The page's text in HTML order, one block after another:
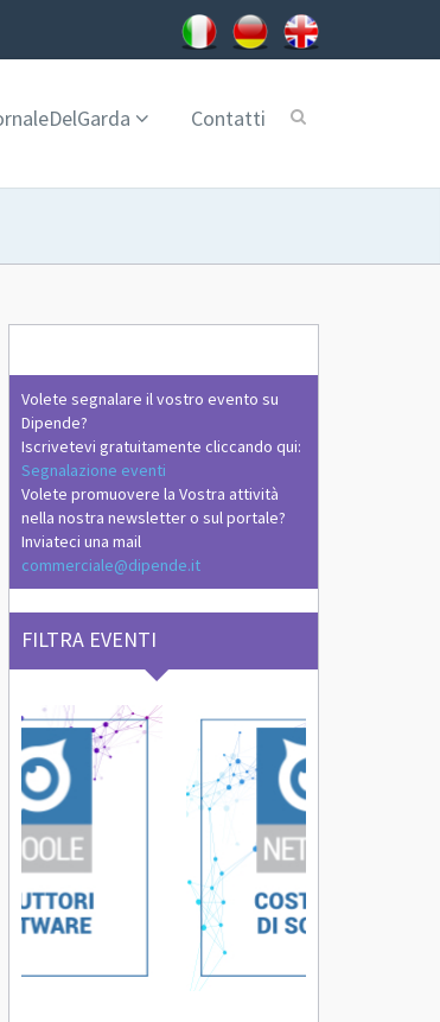
Contatti
Volete segnalare il vostro evento su
Dipende?
Iscrivetevi gratuitamente cliccando qui:
Segnalazione eventi
Volete promuovere la Vostra attività
nella nostra newsletter o sul portale?
Inviateci una mail
commerciale@dipende.it
FILTRA EVENTI